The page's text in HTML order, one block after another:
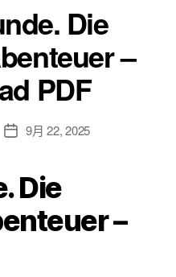
Die
–
PDF
9月 22, 2025
Die
–